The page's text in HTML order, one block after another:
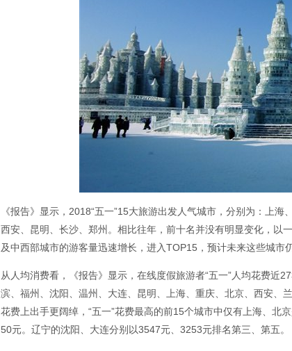
《报告》显示，2018“五一”15大旅游出发人气城市，分别为：上
西安、昆明、长沙、郑州。相比往年，前十名并没有明显变化，以
及中西部城市的游客量迅速增长，进入TOP15，预计未来这些城市
从人均消费看，《报告》显示，在线度假旅游者“五一”人均花费近
滨、福州、沈阳、温州、大连、昆明、上海、重庆、北京、西安、
花费上出手更阔绰，“五一”花费最高的前15个城市中仅有上海、北
50元。辽宁的沈阳、大连分别以3547元、3253元排名第三、第五。